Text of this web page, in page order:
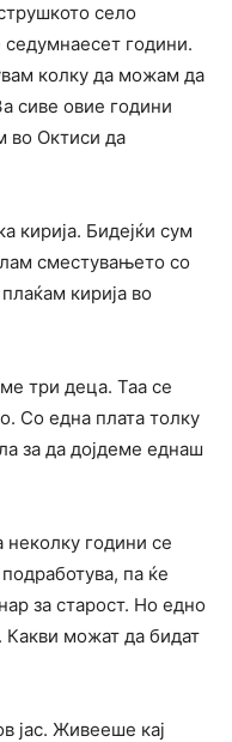
село
години.
колку да можам да
сиве овие години
во Октиси да
кирија. Бидејќи сум
сместувањето со
кирија во
три деца. Таа се
Со една плата толку
за да дојдеме еднаш
неколку години се
па ќе
за старост. Но едно
можат да бидат
јас. Живееше кај